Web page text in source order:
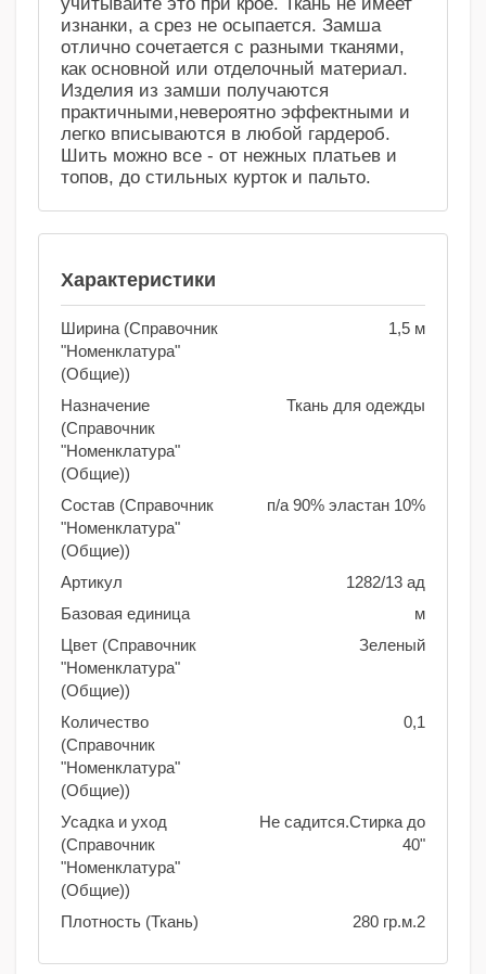
учитывайте это при крое. Ткань не имеет
изнанки, а срез не осыпается. Замша
отлично сочетается с разными тканями,
как основной или отделочный материал.
Изделия из замши получаются
практичными,невероятно эффектными и
легко вписываются в любой гардероб.
Шить можно все - от нежных платьев и
топов, до стильных курток и пальто.
Характеристики
Ширина (Справочник
"Номенклатура"
(Общие))
1,5 м
Назначение
(Справочник
"Номенклатура"
(Общие))
Ткань для одежды
Состав (Справочник
"Номенклатура"
(Общие))
п/а 90% эластан 10%
Артикул
1282/13 ад
Базовая единица
м
Цвет (Справочник
"Номенклатура"
(Общие))
Зеленый
Количество
(Справочник
"Номенклатура"
(Общие))
0,1
Усадка и уход
(Справочник
"Номенклатура"
(Общие))
Не садится.Стирка до
40"
Плотность (Ткань) 280 гр.м.2